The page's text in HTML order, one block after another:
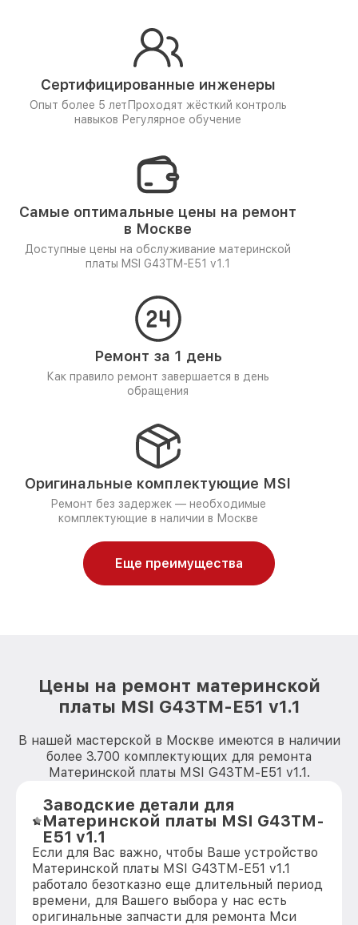
Сертифицированные инженеры
Опыт более 5 лет Проходят жёсткий контроль
навыков Регулярное обучение
Самые оптимальные цены на ремонт
в Москве
Доступные цены на обслуживание материнской
платы MSI G43TM-E51 v1.1
Ремонт за 1 день
Как правило ремонт завершается в день
обращения
Оригинальные комплектующие MSI
Ремонт без задержек — необходимые
комплектующие в наличии в Москве
Еще преимущества
Цены на ремонт материнской
платы MSI G43TM-E51 v1.1
В нашей мастерской в Москве имеются в наличии
более 3.700 комплектующих для ремонта
Материнской платы MSI G43TM-E51 v1.1.
Заводские детали для
Материнской платы MSI G43TM-
E51 v1.1
Если для Вас важно, чтобы Ваше устройство
Материнской платы MSI G43TM-E51 v1.1
работало безотказно еще длительный период
времени, для Вашего выбора у нас есть
оригинальные запчасти для ремонта Мси